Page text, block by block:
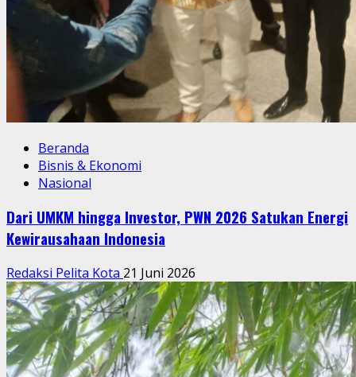
Beranda
Bisnis & Ekonomi
Nasional
Dari UMKM hingga Investor, PWN 2026 Satukan Energi
Kewirausahaan Indonesia
Redaksi Pelita Kota 21 Juni 2026